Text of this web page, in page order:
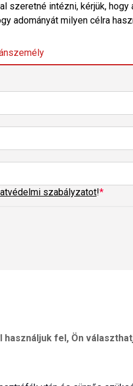
szeretné intézni, kérjük,
adományát milyen célra
szabályzatot!*
használjuk fel, Ön